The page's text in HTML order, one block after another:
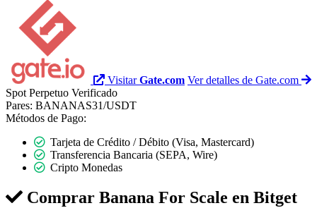
VisitarGate.com Ver detalles de Gate.com
Spot Perpetuo Verificado
Pares: BANANAS31/USDT
Métodos de Pago:
Tarjeta de Crédito / Débito (Visa, Mastercard)
Transferencia Bancaria (SEPA, Wire)
Cripto Monedas
Comprar Banana For Scale en Bitget